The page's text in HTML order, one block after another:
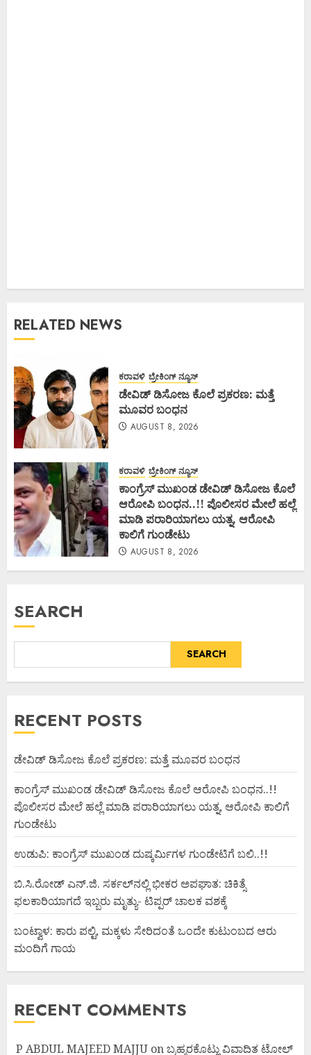
RELATED NEWS
ಕರಾವಳಿ ಬ್ರೇಕಿಂಗ್ ನ್ಯೂಸ್
ಡೇವಿಡ್ ಡಿಸೋಜ ಕೊಲೆ ಪ್ರಕರಣ: ಮತ್ತೆ
ಮೂವರ ಬಂಧನ
AUGUST 8, 2026
ಕರಾವಳಿ ಬ್ರೇಕಿಂಗ್ ನ್ಯೂಸ್
ಕಾಂಗ್ರೆಸ್ ಮುಖಂಡ ಡೇವಿಡ್ ಡಿಸೋಜ ಕೊಲೆ
ಆರೋಪಿ ಬಂಧನ..!! ಪೊಲೀಸರ ಮೇಲೆ ಹಲ್ಲೆ
ಮಾಡಿ ಪರಾರಿಯಾಗಲು ಯತ್ನ, ಆರೋಪಿ
ಕಾಲಿಗೆ ಗುಂಡೇಟು
AUGUST 8, 2026
SEARCH
SEARCH
RECENT POSTS
ಡೇವಿಡ್ ಡಿಸೋಜ ಕೊಲೆ ಪ್ರಕರಣ: ಮತ್ತೆ ಮೂವರ ಬಂಧನ
ಕಾಂಗ್ರೆಸ್ ಮುಖಂಡ ಡೇವಿಡ್ ಡಿಸೋಜ ಕೊಲೆ ಆರೋಪಿ ಬಂಧನ..!!
ಪೊಲೀಸರ ಮೇಲೆ ಹಲ್ಲೆ ಮಾಡಿ ಪರಾರಿಯಾಗಲು ಯತ್ನ, ಆರೋಪಿ ಕಾಲಿಗೆ
ಗುಂಡೇಟು
ಉಡುಪಿ: ಕಾಂಗ್ರೆಸ್ ಮುಖಂಡ ದುಷ್ಕರ್ಮಿಗಳ ಗುಂಡೇಟಿಗೆ ಬಲಿ..!!
ಬಿ.ಸಿ.ರೋಡ್ ಎನ್.ಜಿ. ಸರ್ಕಲ್‌ನಲ್ಲಿ ಭೀಕರ ಅಪಘಾತ: ಚಿಕಿತ್ಸೆ
ಫಲಕಾರಿಯಾಗದೆ ಇಬ್ಬರು ಮೃತ್ಯು- ಟಿಪ್ಪರ್ ಚಾಲಕ ವಶಕ್ಕೆ
ಬಂಟ್ವಾಳ: ಕಾರು ಪಲ್ಟಿ, ಮಕ್ಕಳು ಸೇರಿದಂತೆ ಒಂದೇ ಕುಟುಂಬದ ಆರು
ಮಂದಿಗೆ ಗಾಯ
RECENT COMMENTS
P ABDUL MAJEED MAJJU onಬ್ರಹ್ಮರಕೊಟ್ಲು ವಿವಾದಿತ ಟೋಲ್